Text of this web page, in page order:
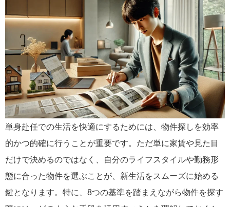
単身赴任での生活を快適にするためには、物件探しを効率
的かつ的確に行うことが重要です。ただ単に家賃や見た目
だけで決めるのではなく、自分のライフスタイルや勤務形
態に合った物件を選ぶことが、新生活をスムーズに始める
鍵となります。特に、8つの基準を踏まえながら物件を探す